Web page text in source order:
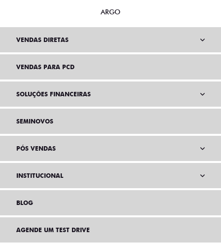
ARGO
VENDAS DIRETAS
VENDAS PARA PCD
SOLUÇÕES FINANCEIRAS
SEMINOVOS
PÓS VENDAS
INSTITUCIONAL
BLOG
AGENDE UM TEST DRIVE